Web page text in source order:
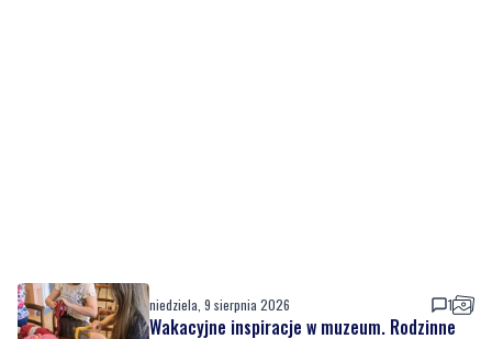
niedziela, 9 sierpnia 2026 1
Wakacyjne inspiracje w muzeum. Rodzinne